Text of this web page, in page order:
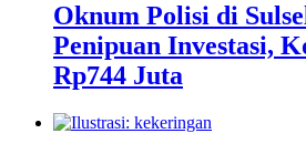
Oknum Polisi di
Penipuan Investasi,
Rp744 Juta